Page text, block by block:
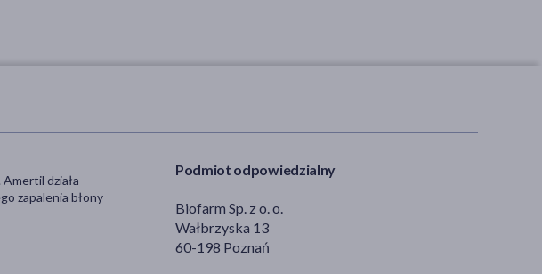
Podmiot odpowiedzialny
Biofarm Sp. z o. o.
Wałbrzyska 13
60-198 Poznań
działa
zapalenia błony